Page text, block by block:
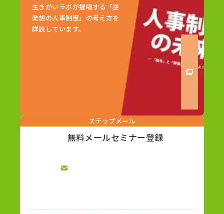
生きがいラボが提唱する「逆
発想の人事制度」の考え方を
詳説しています。
ステップメール
無料メールセミナー登録